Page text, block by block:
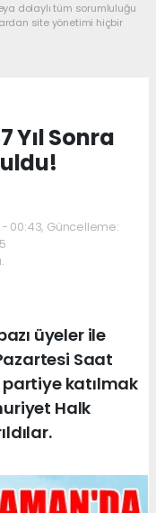
dolaylı tüm sorumluluğu
site yönetimi hiçbir
Yıl Sonra
00:43, Güncelleme:
üyeler ile
Saat
partiye katılmak
Halk